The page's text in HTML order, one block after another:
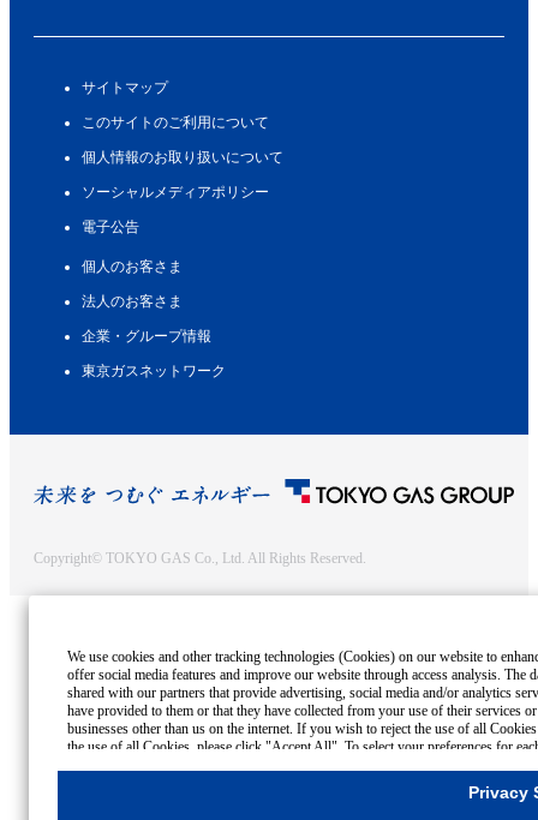
サイトマップ
このサイトのご利用について
個人情報のお取り扱いについて
ソーシャルメディアポリシー
電子公告
個人のお客さま
法人のお客さま
企業・グループ情報
東京ガスネットワーク
Copyright© TOKYO GAS Co., Ltd. All Rights Reserved.
We use cookies and other tracking technologies (Cookies) on our website to
offer social media features and improve our website through access analysis.
shared with our partners that provide advertising, social media and/or analytics
have provided to them or that they have collected from your use of their services
businesses other than us on the internet. If you wish to reject the use of all
the use of all Cookies, please click "Accept All". To select your preferences for
Privacy